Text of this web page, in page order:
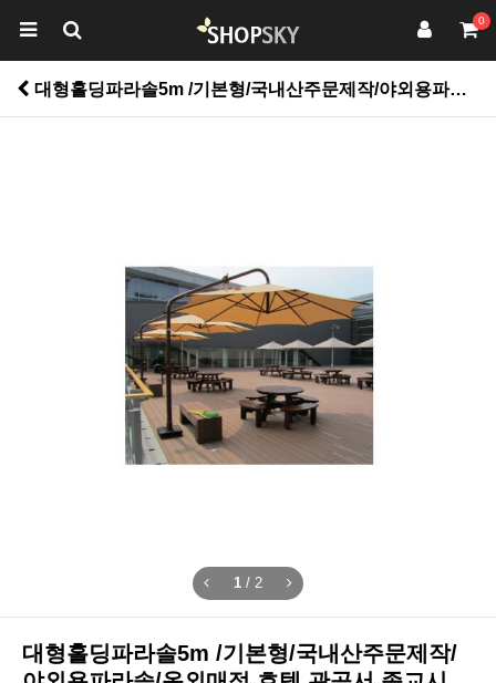
0
대형홀딩파라솔5m /기본형/국내산주문제작/야외용파라솔/옥외매점,호텔,관공서,종교시설,휴게소,팬션시설등 > 펜션용품
1 / 2
대형홀딩파라솔5m /기본형/국내산주문제작/